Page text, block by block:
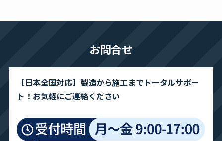
お問合せ
【日本全国対応】製造から施工までトータルサポー
ト！お気軽にご連絡ください